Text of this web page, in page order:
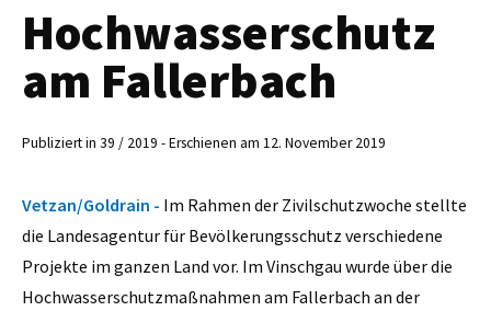
Hochwasserschutz
am Fallerbach
Publiziert in 39 / 2019 - Erschienen am 12. November 2019
Vetzan/Goldrain - Im Rahmen der Zivilschutzwoche stellte
die Landesagentur für Bevölkerungsschutz verschiedene
Projekte im ganzen Land vor. Im Vinschgau wurde über die
Hochwasserschutzmaßnahmen am Fallerbach an der